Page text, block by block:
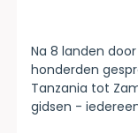
Na 8 landen
honderden
Tanzania tot
gidsen -